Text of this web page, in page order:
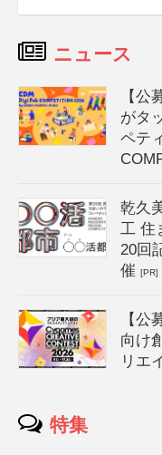
ニュース
【
がタ
ペテ
乾久
工 住
20回
催[PR]
【公
向け
リエ
特集